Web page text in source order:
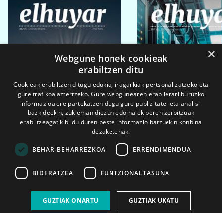
2026ko eka. 1a 2026ko mar. 1a
×
Webgune honek cookieak
erabiltzen ditu
Cookieak erabiltzen ditugu edukia, iragarkiak pertsonalizatzeko eta
gure trafikoa aztertzeko. Gure webgunearen erabilerari buruzko
informazioa ere partekatzen dugu gure publizitate- eta analisi-
bazkideekin, zuk eman diezun edo haiek beren zerbitzuak
erabiltzeagatik bildu duten beste informazio batzuekin konbina
dezaketenak.
BEHAR-BEHARREZKOA ERRENDIMENDUA
BIDERATZEA FUNTZIONALTASUNA
GUZTIAK ONARTU GUZTIAK UKATU